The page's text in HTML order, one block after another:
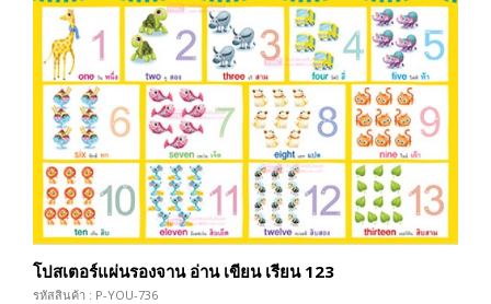
โปสเตอร์แผ่นรองจาน อ่าน เขียน เรียน 123
รหัสสินค้า : P-YOU-736